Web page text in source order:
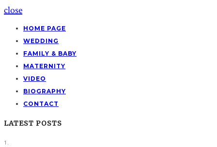
close
HOME PAGE
WEDDING
FAMILY & BABY
MATERNITY
VIDEO
BIOGRAPHY
CONTACT
LATEST POSTS
1.